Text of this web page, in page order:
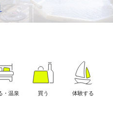
・温泉 買う 体験する